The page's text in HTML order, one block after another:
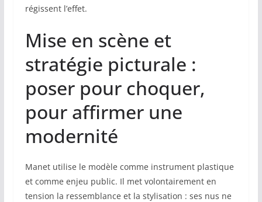
régissent l’effet.
Mise en scène et
stratégie picturale :
poser pour choquer,
pour affirmer une
modernité
Manet utilise le modèle comme instrument plastique
et comme enjeu public. Il met volontairement en
tension la ressemblance et la stylisation : ses nus ne